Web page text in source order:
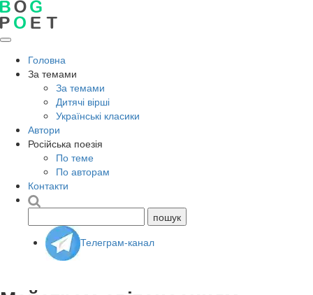
Головна
За темами
За темами
Дитячі вірші
Українські класики
Автори
Російська поезія
По теме
По авторам
Контакти
Телеграм-канал